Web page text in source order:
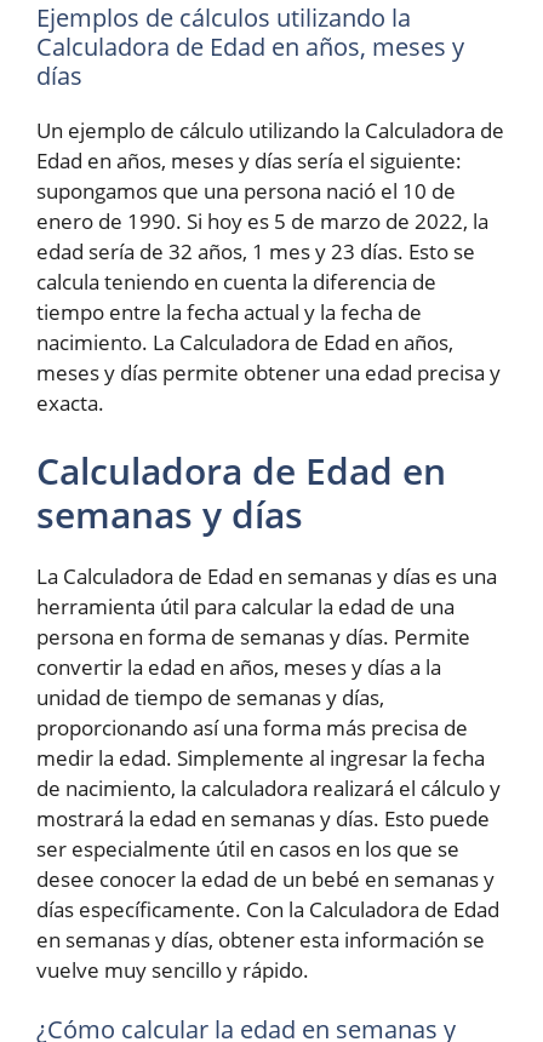
Ejemplos de cálculos utilizando la
Calculadora de Edad en años, meses y
días
Un ejemplo de cálculo utilizando la Calculadora de
Edad en años, meses y días sería el siguiente:
supongamos que una persona nació el 10 de
enero de 1990. Si hoy es 5 de marzo de 2022, la
edad sería de 32 años, 1 mes y 23 días. Esto se
calcula teniendo en cuenta la diferencia de
tiempo entre la fecha actual y la fecha de
nacimiento. La Calculadora de Edad en años,
meses y días permite obtener una edad precisa y
exacta.
Calculadora de Edad en
semanas y días
La Calculadora de Edad en semanas y días es una
herramienta útil para calcular la edad de una
persona en forma de semanas y días. Permite
convertir la edad en años, meses y días a la
unidad de tiempo de semanas y días,
proporcionando así una forma más precisa de
medir la edad. Simplemente al ingresar la fecha
de nacimiento, la calculadora realizará el cálculo y
mostrará la edad en semanas y días. Esto puede
ser especialmente útil en casos en los que se
desee conocer la edad de un bebé en semanas y
días específicamente. Con la Calculadora de Edad
en semanas y días, obtener esta información se
vuelve muy sencillo y rápido.
¿Cómo calcular la edad en semanas y